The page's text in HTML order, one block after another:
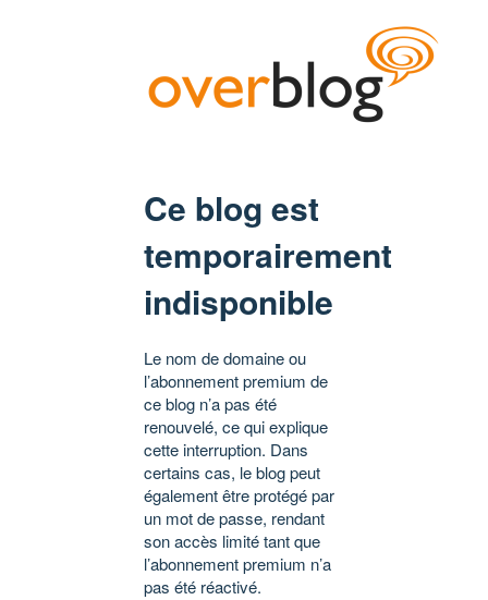
Ce blog est
temporairement
indisponible
Le nom de domaine ou
l’abonnement premium de
ce blog n’a pas été
renouvelé, ce qui explique
cette interruption. Dans
certains cas, le blog peut
également être protégé par
un mot de passe, rendant
son accès limité tant que
l’abonnement premium n’a
pas été réactivé.